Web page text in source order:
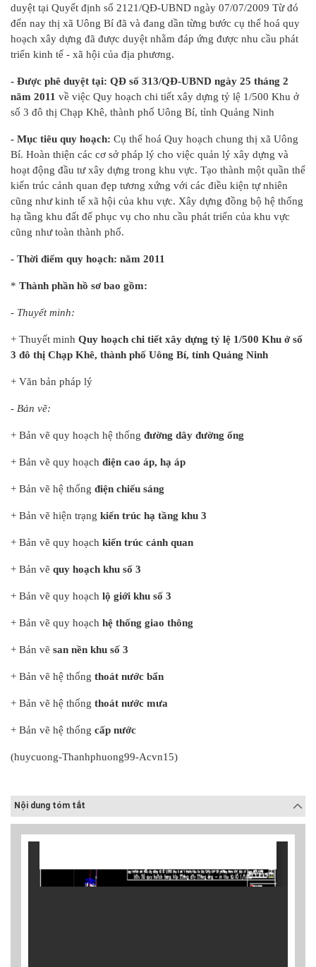
duyệt tại Quyết định số 2121/QĐ-UBND ngày 07/07/2009 Từ đó
đến nay thị xã Uông Bí đã và đang dần từng bước cụ thể hoá quy
hoạch xây dựng đã được duyệt nhằm đáp ứng được nhu cầu phát
triển kinh tế - xã hội của địa phương.
- Được phê duyệt tại: QĐ số 313/QĐ-UBND ngày 25 tháng 2
năm 2011 về việc Quy hoạch chi tiết xây dựng tỷ lệ 1/500 Khu ở
số 3 đô thị Chạp Khê, thành phố Uông Bí, tỉnh Quảng Ninh
- Mục tiêu quy hoạch: Cụ thể hoá Quy hoạch chung thị xã Uông
Bí. Hoàn thiện các cơ sở pháp lý cho việc quản lý xây dựng và
hoạt động đầu tư xây dựng trong khu vực. Tạo thành một quần thể
kiến trúc cảnh quan đẹp tương xứng với các điều kiện tự nhiên
cũng như kinh tế xã hội của khu vực. Xây dựng đồng bộ hệ thống
hạ tầng khu đất để phục vụ cho nhu cầu phát triển của khu vực
cũng như toàn thành phố.
- Thời điểm quy hoạch: năm 2011
* Thành phần hồ sơ bao gồm:
- Thuyết minh:
+ Thuyết minh Quy hoạch chi tiết xây dựng tỷ lệ 1/500 Khu ở số
3 đô thị Chạp Khê, thành phố Uông Bí, tỉnh Quảng Ninh
+ Văn bản pháp lý
- Bản vẽ:
+ Bản vẽ quy hoạch hệ thống đường dây đường ống
+ Bản vẽ quy hoạch điện cao áp, hạ áp
+ Bản vẽ hệ thống điện chiếu sáng
+ Bản vẽ hiện trạng kiến trúc hạ tầng khu 3
+ Bản vẽ quy hoạch kiến trúc cảnh quan
+ Bản vẽ quy hoạch khu số 3
+ Bản vẽ quy hoạch lộ giới khu số 3
+ Bản vẽ quy hoạch hệ thống giao thông
+ Bản vẽ san nền khu số 3
+ Bản vẽ hệ thống thoát nước bẩn
+ Bản vẽ hệ thống thoát nước mưa
+ Bản vẽ hệ thống cấp nước
(huycuong-Thanhphuong99-Acvn15)
Nội dung tóm tắt